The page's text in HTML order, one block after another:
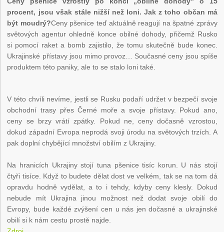
procent, jsou však stále nižší než loni. Jak z toho občan má
být moudrý?Ceny pšenice teď aktuálně reagují na špatné zprávy
světových agentur ohledně konce obilné dohody, přičemž Rusko
si pomocí raket a bomb zajistilo, že tomu skutečně bude konec.
Ukrajinské přístavy jsou mimo provoz… Současné ceny jsou spíše
produktem této paniky, ale to se stalo loni také.
V této chvíli nevíme, jestli se Rusku podaří udržet v bezpečí svoje
obchodní trasy přes Černé moře a svoje přístavy. Pokud ano,
ceny se brzy vrátí zpátky. Pokud ne, ceny dočasně vzrostou,
dokud západní Evropa neprodá svoji úrodu na světových trzích. A
pak doplní chybějící množství obilím z Ukrajiny.
Na hranicích Ukrajiny stojí tuna pšenice tisíc korun. U nás stojí
čtyři tisíce. Když to budete dělat dost ve velkém, tak se na tom dá
opravdu hodně vydělat, a to i tehdy, kdyby ceny klesly. Dokud
nebude mít Ukrajina jinou možnost než dodat svoje obilí do
Evropy, bude každé zvýšení cen u nás jen dočasné a ukrajinské
obilí si k nám cestu prostě najde.